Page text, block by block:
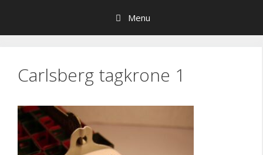
indhold
Menu
Carlsberg tagkrone 1